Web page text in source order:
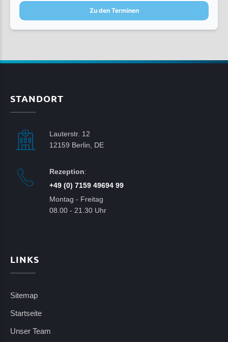
Zu den Terminen
STANDORT
Lauterstr. 12
12159 Berlin, DE
Rezeption:
+49 (0) 7159 49694 99
Montag - Freitag
08.00 - 21.30 Uhr
LINKS
Sitemap
Startseite
Unser Team